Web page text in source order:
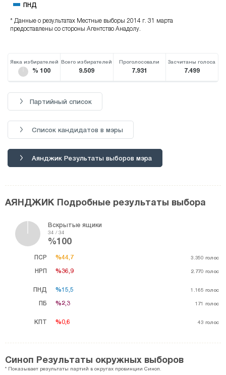
ПНД
* Данные о результатах Местные выборы 2014 г. 31 марта
предоставлены со стороны Агентство Анадолу.
Явка избирателей
% 100
Всего избирателей
9.509
Проголосовали
7.931
Засчитаны голоса
7.499
Партийный список
Список кандидатов в мэры
Аянджик Результаты выборов мэра
АЯНДЖИК Подробные результаты выбора
Вскрытые ящики
34 / 34
%100
ПСР
НРП
%44,7 3.350 голос
%36,9 2.770 голос
%44,7
%36,9
ПНД
ПБ
%15,5 1.165 голос
%2,3 171 голос
%15,5
%2,3
КПТ %0,6 43 голос
%0,6
Синоп Результаты окружных выборов
* Показывает результаты партий в округах провинции Синоп.